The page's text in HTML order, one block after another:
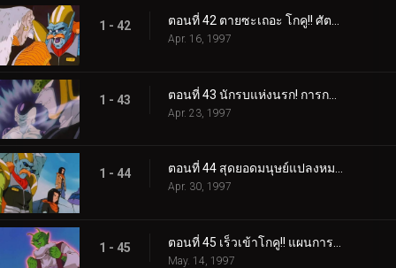
1 - 42 ตอนที่ 42 ตายซะเถอะ โกคู!! ศัตรูมหาแกร่งจากนรก
Apr. 16, 1997
1 - 43
Apr. 23, 1997
1 - 44 ตอนที่ 44 สุดยอดมนุษย์แปลงหมายเลข 17 สองคน รวมร่าง!
Apr. 30, 1997
1 - 45
May. 14, 1997